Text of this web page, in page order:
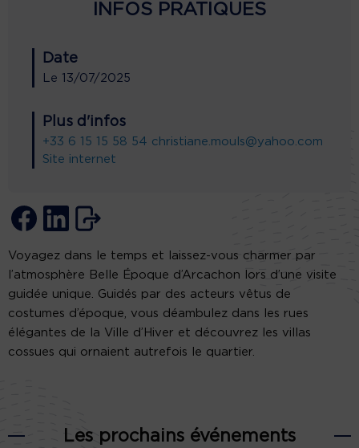
INFOS PRATIQUES
Date
Le 13/07/2025
Plus d'infos
+33 6 15 15 58 54 christiane.mouls@yahoo.com
Site internet
Voyagez dans le temps et laissez-vous charmer par
l’atmosphère Belle Époque d’Arcachon lors d’une visite
guidée unique. Guidés par des acteurs vêtus de
costumes d’époque, vous déambulez dans les rues
élégantes de la Ville d’Hiver et découvrez les villas
cossues qui ornaient autrefois le quartier.
Les prochains événements